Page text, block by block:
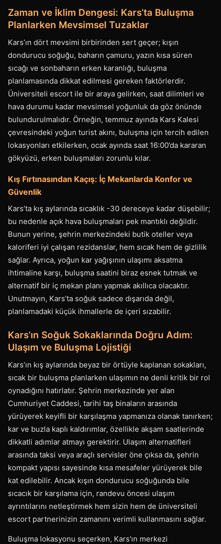
Zaman ve İklim Dengesi: Kars’ta Buluşma
Planlarken Mevsimsel Tuzaklar
Kars’ın dört mevsimi birbirinden sert geçer; kışın
dondurucu soğuğu, baharın çamuru, yazın kısa süren
sıcağı ve sonbaharın erken karanlığı, buluşma
planlamasında dikkat edilmesi gereken faktörlerdir.
Üniversiteli escort ile bir araya gelirken, saat dilimleri ve
hava durumu kadar mevsimsel yoğunluk da göz önünde
bulundurulmalıdır. Örneğin, temmuz ayında Kars Kalesi
çevresindeki yoğun turist akını, buluşma için tercih edilen
lokasyonları etkilerken, ocak ayında saat 16:00’da kararan
gökyüzü, erken buluşmaları zorunlu kılar.
Kış Fırtınasından Kaçış: İç Mekanlarda Konfor ve
Güvenlik
Kars’ta kış aylarında sıcaklık -30 dereceye kadar düşebilir;
bu nedenle açık hava buluşmaları pek mantıklı değildir.
Bunun yerine, şehrin merkezindeki butik oteller veya
kaloriferi iyi çalışan rezidanslar, hem sıcak hem de gizlilik
sağlar. Ayrıca, yoğun kar yağışının ulaşımı aksatma
ihtimaline karşı, buluşma saatini biraz esnek tutmak ve
alternatif bir iç mekan planı yapmak akıllıca olacaktır.
Unutmayın, Kars’ta soğuk sadece dışarıda değil,
planlamadaki küçük ihmallerle de içeri sızabilir.
Kars’ın Soğuk Sokaklarında Doğru Adım:
Ulaşım ve Buluşma Lojistiği
Kars’ın kış aylarında beyaz bir örtüyle kaplanan sokakları,
sıcak bir buluşma planlarken ulaşımın ne denli kritik bir rol
oynadığını hatırlatır. Şehrin merkezinde yer alan
Cumhuriyet Caddesi, tarihi taş binaların arasında
yürüyerek keyifli bir karşılaşma yapmanıza olanak tanırken;
kar ve buzla kaplı kaldırımlar, özellikle akşam saatlerinde
dikkatli adımlar atmayı gerektirir. Ulaşım alternatifleri
arasında taksi veya araçlı servisler öne çıksa da, şehrin
kompakt yapısı sayesinde kısa mesafeler yürüyerek bile
kat edilebilir. Ancak kışın dondurucu soğuğunda bile
sıcacık bir karşılama için, randevu öncesi ulaşım
ayrıntılarını netleştirmek hem sizin hem de üniversiteli
escort partnerinizin zamanını verimli kullanmasını sağlar.
Buluşma lokasyonu seçerken, Kars'ın merkezi